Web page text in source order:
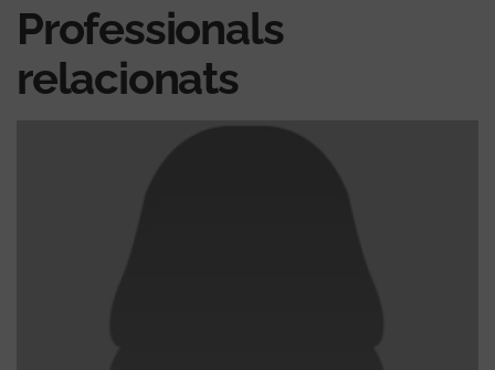
Professionals
relacionats